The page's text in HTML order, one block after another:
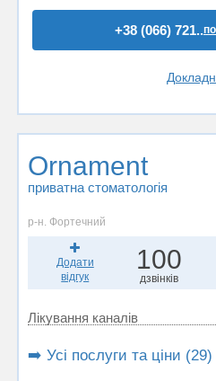
+38 (066) 721..
Ornament
приватна стоматологія
р-н. Фортечний
Додати
відгук
100
дзвінків
Лікування каналів
➡️ Усі послуги та ціни (29)